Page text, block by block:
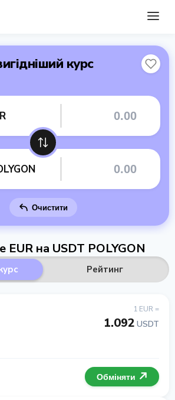
курс
Очистити
EUR на USDT POLYGON
Рейтинг
1 EUR =
1.092 USDT
Обміняти